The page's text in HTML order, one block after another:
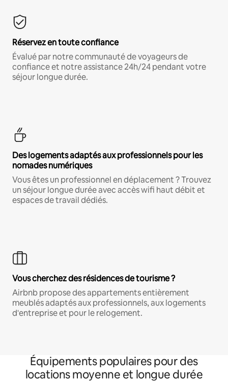
Réservez en toute confiance
Évalué par notre communauté de voyageurs de
confiance et notre assistance 24h/24 pendant votre
séjour longue durée.
Des logements adaptés aux professionnels pour les
nomades numériques
Vous êtes un professionnel en déplacement ? Trouvez
un séjour longue durée avec accès wifi haut débit et
espaces de travail dédiés.
Vous cherchez des résidences de tourisme ?
Airbnb propose des appartements entièrement
meublés adaptés aux professionnels, aux logements
d'entreprise et pour le relogement.
Équipements populaires pour des
locations moyenne et longue durée